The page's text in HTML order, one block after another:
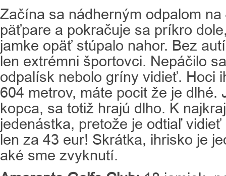
Začína sa nádherným odpalom
päťpare a pokračuje sa príkro
jamke opäť stúpalo nahor. Bez
len extrémni športovci. Nepáčilo
odpalísk nebolo gríny vidieť. Hoci
604 metrov, máte pocit že je dlhé.
kopca, sa totiž hrajú dlho. K
jedenástka, pretože je odtiaľ
len za 43 eur! Skrátka, ihrisko je
aké sme zvyknutí.